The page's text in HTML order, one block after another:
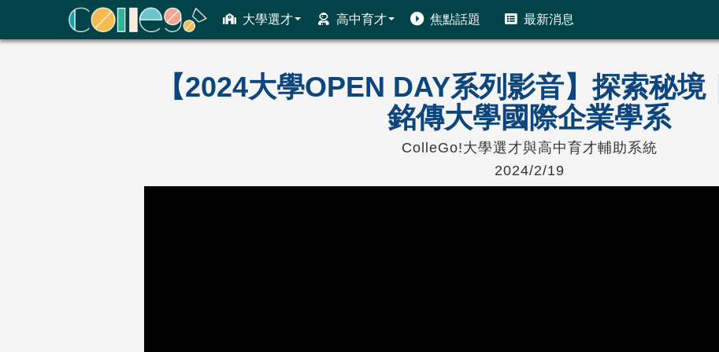
大學選才 高中育才 焦點話題 最新消息
ColleGo! 大學選才與高中育才輔助系統
【2024大學OPEN DAY系列影音】探索秘境
銘傳大學國際企業學系
ColleGo!大學選才與高中育才輔助系統
2024/2/19